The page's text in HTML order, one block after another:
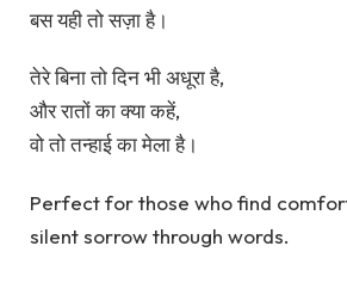
बस यही तो सज़ा है।
तेरे बिना तो दिन भी अधूरा है,
और रातों का क्या कहें,
वो तो तन्हाई का मेला है।
Perfect for those who find
silent sorrow through words.